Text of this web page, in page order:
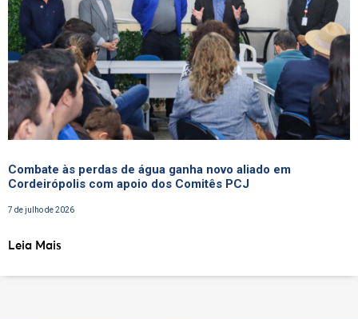
Combate às perdas de água ganha novo aliado em
Cordeirópolis com apoio dos Comitês PCJ
7 de julho de 2026
Leia Mais